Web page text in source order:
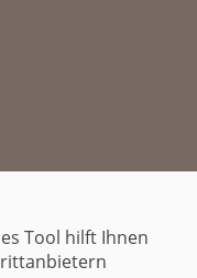
Tool hilft Ihnen